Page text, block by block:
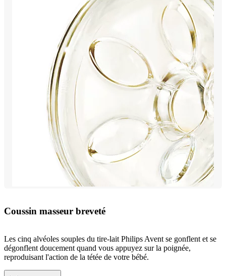
Coussin masseur breveté
Les cinq alvéoles souples du tire-lait Philips Avent se gonflent et se
dégonflent doucement quand vous appuyez sur la poignée,
reproduisant l'action de la tétée de votre bébé.